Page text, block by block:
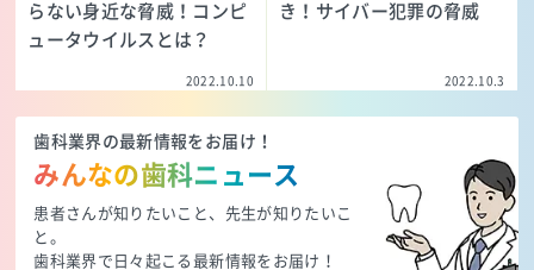
らない身近な脅威！コンピ
ュータウイルスとは？
2022.10.10
き！サイバー犯罪の脅威
2022.10.3
歯科業界の最新情報をお届け！
みんなの歯科ニュース
患者さんが知りたいこと、先生が知りたいこ
と。
歯科業界で日々起こる最新情報をお届け！